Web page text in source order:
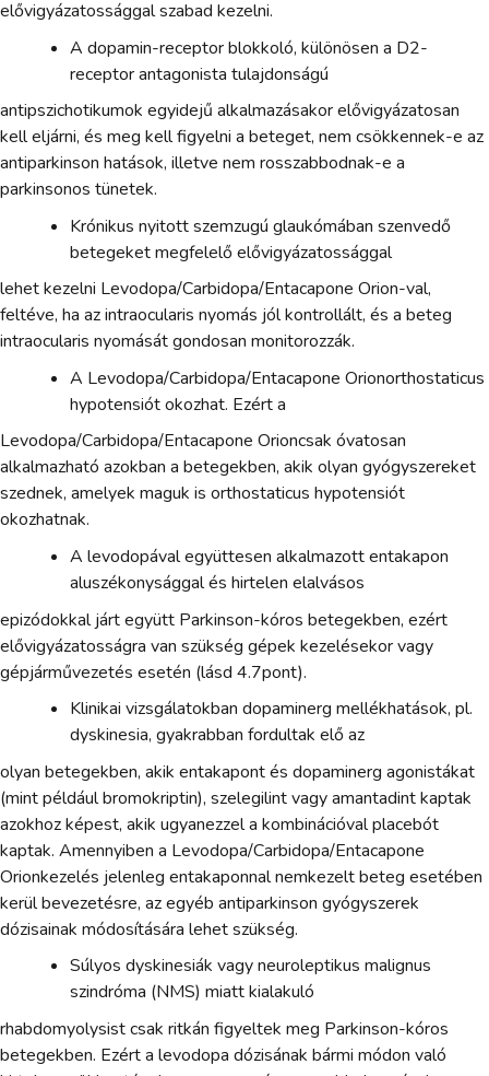
elővigyázatossággal szabad kezelni.
A dopamin-receptor blokkoló, különösen a D2-
receptor antagonista tulajdonságú
antipszichotikumok egyidejű alkalmazásakor elővigyázatosan
kell eljárni, és meg kell figyelni a beteget, nem csökkennek-e az
antiparkinson hatások, illetve nem rosszabbodnak-e a
parkinsonos tünetek.
Krónikus nyitott szemzugú glaukómában szenvedő
betegeket megfelelő elővigyázatossággal
lehet kezelni Levodopa/Carbidopa/Entacapone Orion-val,
feltéve, ha az intraocularis nyomás jól kontrollált, és a beteg
intraocularis nyomását gondosan monitorozzák.
A Levodopa/Carbidopa/Entacapone Orionorthostaticus
hypotensiót okozhat. Ezért a
Levodopa/Carbidopa/Entacapone Orioncsak óvatosan
alkalmazható azokban a betegekben, akik olyan gyógyszereket
szednek, amelyek maguk is orthostaticus hypotensiót
okozhatnak.
A levodopával együttesen alkalmazott entakapon
aluszékonysággal és hirtelen elalvásos
epizódokkal járt együtt Parkinson-kóros betegekben, ezért
elővigyázatosságra van szükség gépek kezelésekor vagy
gépjárművezetés esetén (lásd 4.7pont).
Klinikai vizsgálatokban dopaminerg mellékhatások, pl.
dyskinesia, gyakrabban fordultak elő az
olyan betegekben, akik entakapont és dopaminerg agonistákat
(mint például bromokriptin), szelegilint vagy amantadint kaptak
azokhoz képest, akik ugyanezzel a kombinációval placebót
kaptak. Amennyiben a Levodopa/Carbidopa/Entacapone
Orionkezelés jelenleg entakaponnal nemkezelt beteg esetében
kerül bevezetésre, az egyéb antiparkinson gyógyszerek
dózisainak módosítására lehet szükség.
Súlyos dyskinesiák vagy neuroleptikus malignus
szindróma (NMS) miatt kialakuló
rhabdomyolysist csak ritkán figyeltek meg Parkinson-kóros
betegekben. Ezért a levodopa dózisának bármi módon való